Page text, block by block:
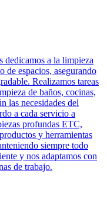
a la limpieza
de espacios, asegurando
Realizamos tareas
de baños, cocinas,
las necesidades del
a cada servicio a
profundas ETC,
y herramientas
siempre todo
y nos adaptamos con
de trabajo.